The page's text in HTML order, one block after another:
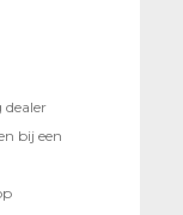
dealer
bij een